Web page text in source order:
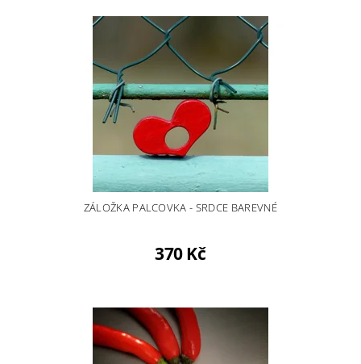
ZÁLOŽKA PALCOVKA - SRDCE BAREVNÉ
370 Kč